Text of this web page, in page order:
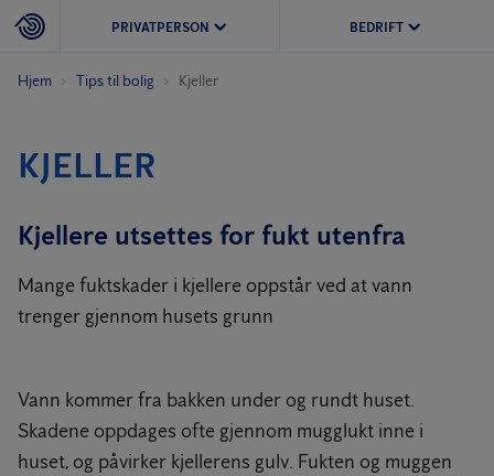
PRIVATPERSON BEDRIFT
Hjem Tips til bolig Kjeller
KJELLER
Kjellere utsettes for fukt utenfra
Mange fuktskader i kjellere oppstår ved at vann
trenger gjennom husets grunn
Vann kommer fra bakken under og rundt huset.
Skadene oppdages ofte gjennom mugglukt inne i
huset, og påvirker kjellerens gulv. Fukten og muggen